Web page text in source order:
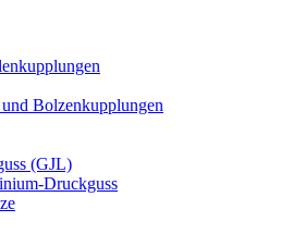
Bolzenkupplungen
(GJL)
Druckguss